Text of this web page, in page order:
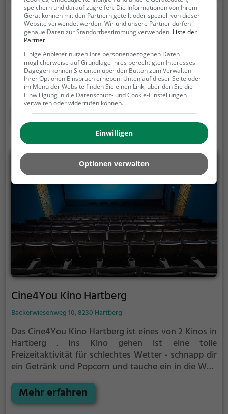
KIZ RoyalKino
Conrad-von-Hötzendorf-Straße 10, 8010 Graz
Das KIZ RoyalKino ist eines von 5 Kinos in Graz .
Kino gehen ist eine tolle Freizeitaktivität für
schlechtes Wetter - schnapp dir ein Getränk und
Popcorn und tauche ein in die Welt des Films.
Mehr erfahren
Cine4You Kino Hartberg
Bäckerwiesenweg 10, 8230 Hartberg
Das Cine4You Kino Hartberg ist eines von 2 Kinos in
Hartberg . Ins Kino gehen ist eine tolle
Freizeitaktivität für schlechtes Wetter - schnapp dir
ein Getränk und Popcorn und tauche ein in die Welt
Mehr erfahren
speichern und darauf zugreifen. Die Informationen von Ihrem
Gerät können mit den Partnern geteilt oder speziell von dieser
Website verwendet werden. Wir und unsere Partner dürfen
genaue Daten zur Standortbestimmung verwenden. Liste der
Partner
Einige Anbieter nutzen Ihre personenbezogenen Daten
möglicherweise auf Grundlage ihres berechtigten Interesses.
Dagegen können Sie unten über den Button zum Verwalten
Ihrer Optionen Einspruch erheben. Unten auf dieser Seite oder
im Menü der Website finden Sie einen Link, über den Sie die
Einwilligung in die Datenschutz- und Cookie-Einstellungen
verwalten oder widerrufen können.
Einwilligen
Optionen verwalten